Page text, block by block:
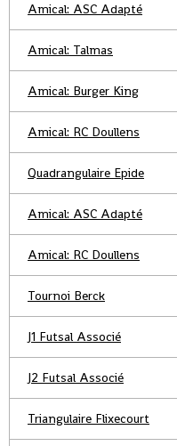
Amical: ASC Adapté
Amical: Talmas
Amical: Burger King
Amical: RC Doullens
Quadrangulaire Epide
Amical: ASC Adapté
Amical: RC Doullens
Tournoi Berck
J1 Futsal Associé
J2 Futsal Associé
Triangulaire Flixecourt